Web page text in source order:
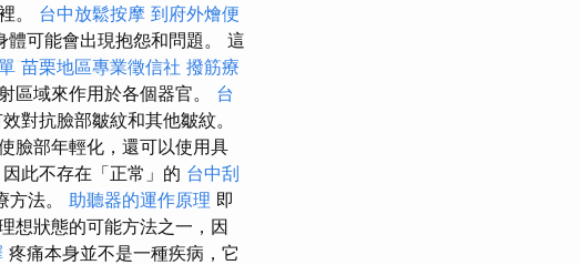
。 台中放鬆按摩 到府外燴便
可能會出現抱怨和問題。 這
苗栗地區專業徵信社 撥筋療
區域來作用於各個器官。 台
對抗臉部皺紋和其他皺紋。
臉部年輕化，還可以使用具
此不存在「正常」的 台中刮
方法。 助聽器的運作原理 即
想狀態的可能方法之一，因
疼痛本身並不是一種疾病，它